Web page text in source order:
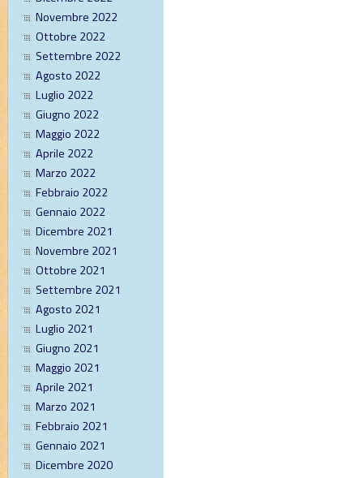
Novembre 2022
Ottobre 2022
Settembre 2022
Agosto 2022
Luglio 2022
Giugno 2022
Maggio 2022
Aprile 2022
Marzo 2022
Febbraio 2022
Gennaio 2022
Dicembre 2021
Novembre 2021
Ottobre 2021
Settembre 2021
Agosto 2021
Luglio 2021
Giugno 2021
Maggio 2021
Aprile 2021
Marzo 2021
Febbraio 2021
Gennaio 2021
Dicembre 2020